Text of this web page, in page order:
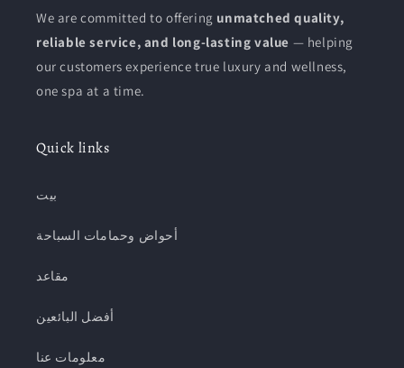
We are committed to offering unmatched quality,
reliable service, and long-lasting value — helping
our customers experience true luxury and wellness,
one spa at a time.
Quick links
بيت
أحواض وحمامات السباحة
مقاعد
أفضل البائعين
معلومات عنا